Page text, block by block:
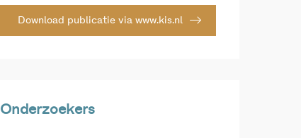
Download publicatie via www.kis.nl
Onderzoekers